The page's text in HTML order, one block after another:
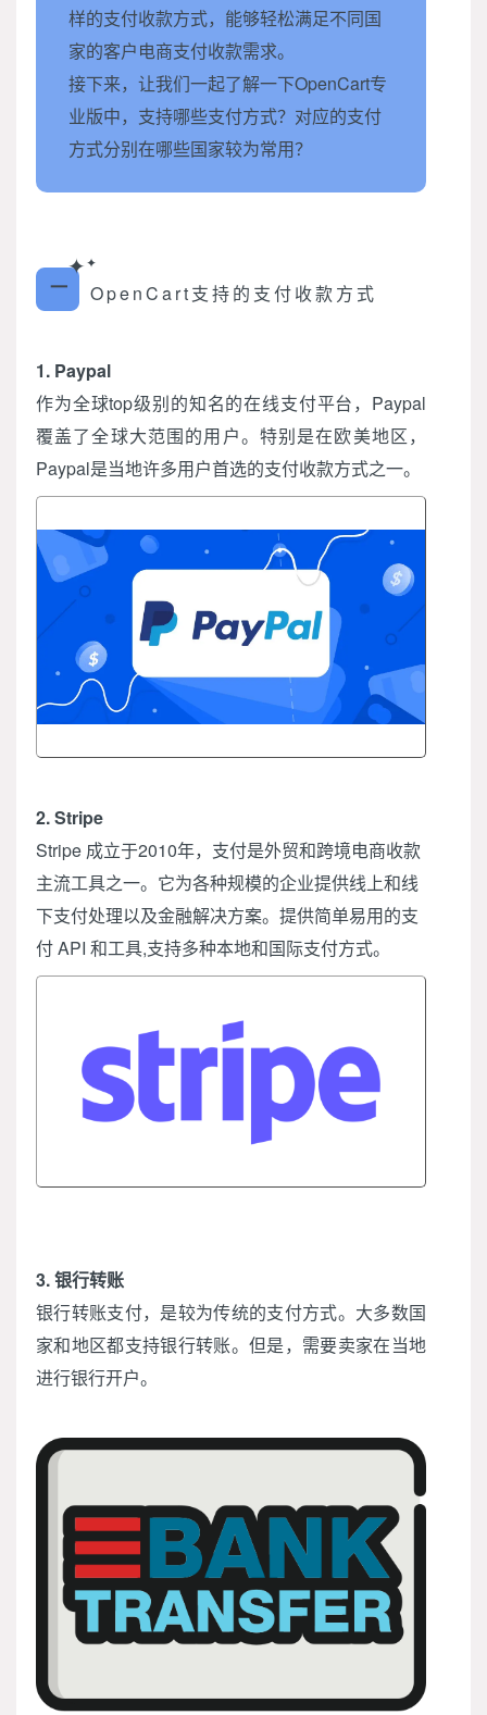
样的支付收款方式，能够轻松满足不同国
家的客户电商支付收款需求。
接下来，让我们一起了解一下OpenCart专
业版中，支持哪些支付方式？对应的支付
方式分别在哪些国家较为常用？
✦✦
一 OpenCart支持的支付收款方式
1. Paypal
作为全球top级别的知名的在线支付平台，Paypal
覆盖了全球大范围的用户。特别是在欧美地区，
Paypal是当地许多用户首选的支付收款方式之一。
2. Stripe
Stripe 成立于2010年，支付是外贸和跨境电商收款
主流工具之一。它为各种规模的企业提供线上和线
下支付处理以及金融解决方案。提供简单易用的支
付 API 和工具,支持多种本地和国际支付方式。
3. 银行转账
银行转账支付，是较为传统的支付方式。大多数国
家和地区都支持银行转账。但是，需要卖家在当地
进行银行开户。